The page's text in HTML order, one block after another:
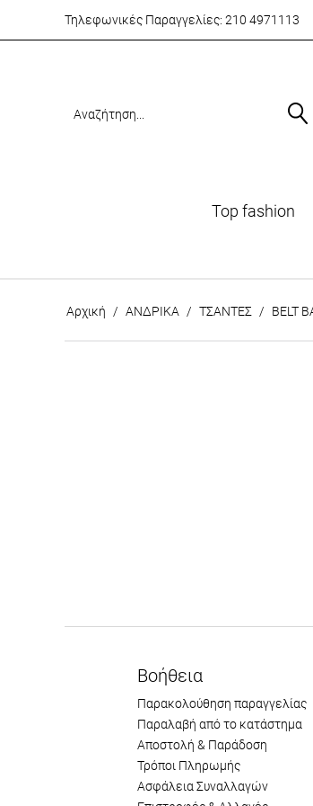
Τηλεφωνικές Παραγγελίες: 210 4971113
Top fashion
Αρχική / ΑΝΔΡΙΚΑ / ΤΣΑΝΤΕΣ / BELT
Βοήθεια
Παρακολούθηση παραγγελίας
Παραλαβή από το κατάστημα
Αποστολή & Παράδοση
Τρόποι Πληρωμής
Ασφάλεια Συναλλαγών